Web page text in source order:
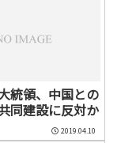
統領、中国との
同建設に反対か
2019.04.10